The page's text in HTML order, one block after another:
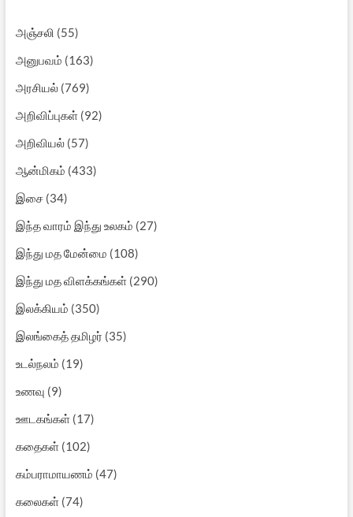
அஞ்சலி (55)
அனுபவம் (163)
அரசியல்(769)
அறிவிப்புகள்(92)
அறிவியல்(57)
ஆன்மிகம் (433)
இசை(34)
இந்த வாரம் இந்து உலகம் (27)
இந்து மத மேன்மை (108)
இந்து மத விளக்கங்கள்(290)
இலக்கியம் (350)
இலங்கைத் தமிழர் (35)
உடல்நலம் (19)
உணவு (9)
ஊடகங்கள்(17)
கதைகள்(102)
கம்பராமாயணம் (47)
கலைகள்(74)